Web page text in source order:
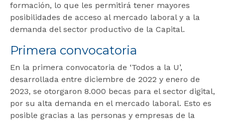
formación, lo que les permitirá tener mayores
posibilidades de acceso al mercado laboral y a la
demanda del sector productivo de la Capital.
Primera convocatoria
En la primera convocatoria de ‘Todos a la U’,
desarrollada entre diciembre de 2022 y enero de
2023, se otorgaron 8.000 becas para el sector digital,
por su alta demanda en el mercado laboral. Esto es
posible gracias a las personas y empresas de la